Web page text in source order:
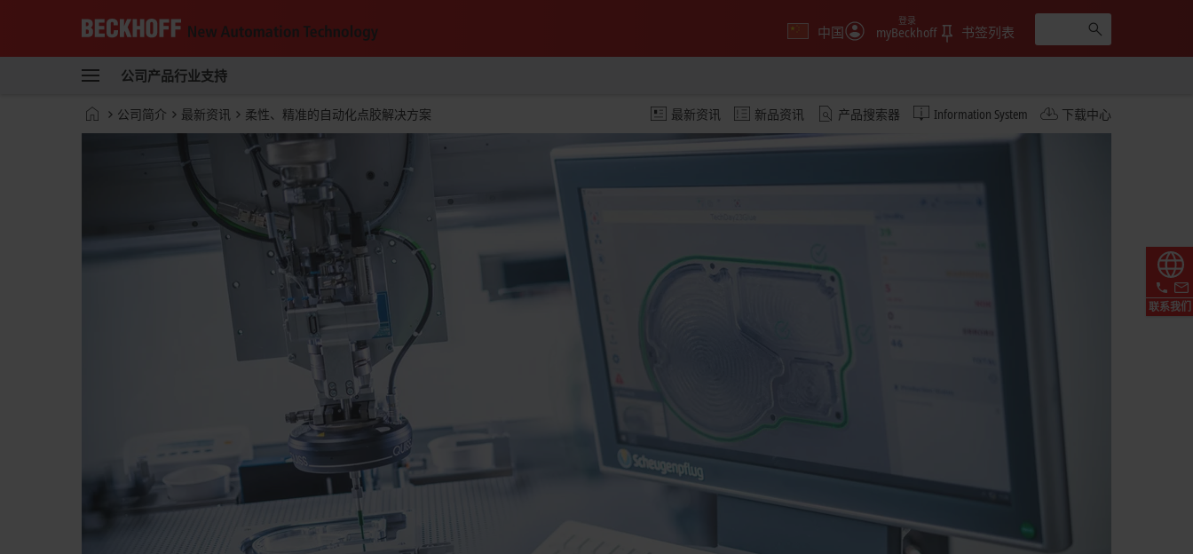
自
化
新
中国 myBeckhoff
登录
书签列表
公司产品行业支持
最新资讯 新品资讯 产品搜索器 Information System 下载中心
Start
公司简介 最新资讯 柔性、精准的自动化点胶解决方案
联系我们